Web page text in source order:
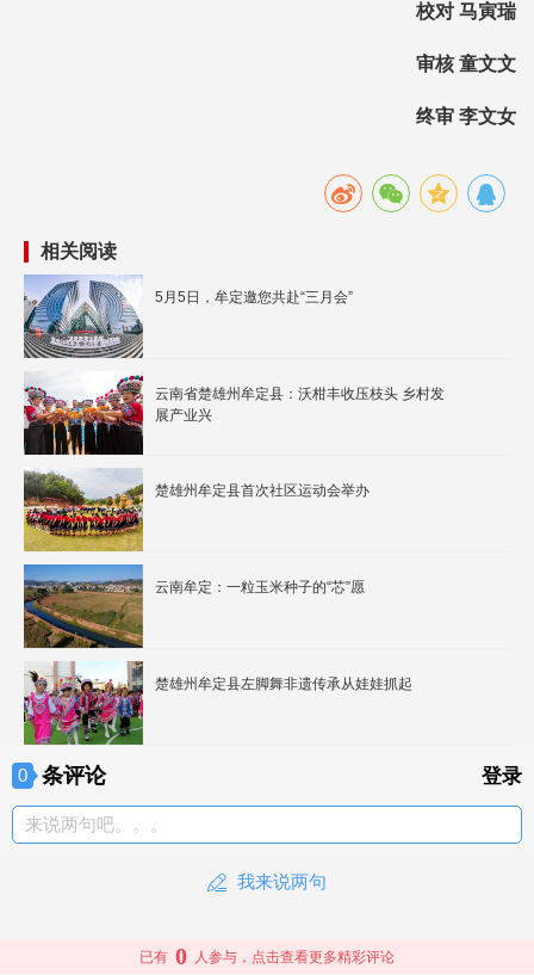
校对 马寅瑞
审核 童文文
终审 李文女
相关阅读
5月5日，牟定邀您共赴“三月会”
云南省楚雄州牟定县：沃柑丰收压枝头 乡村发
展产业兴
楚雄州牟定县首次社区运动会举办
云南牟定：一粒玉米种子的“芯”愿
楚雄州牟定县左脚舞非遗传承从娃娃抓起
0 条评论 登录
来说两句吧。。。
我来说两句
已有 0 人参与，点击查看更多精彩评论